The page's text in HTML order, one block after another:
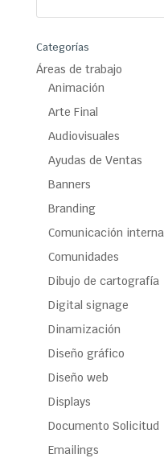
Categorías
Áreas de trabajo
Animación
Arte Final
Audiovisuales
Ayudas de Ventas
Banners
Branding
Comunicación interna
Comunidades
Dibujo de cartografía
Digital signage
Dinamización
Diseño gráfico
Diseño web
Displays
Documento Solicitud
Emailings